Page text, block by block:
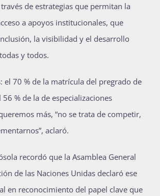
de estrategias que permitan la
a apoyos institucionales, que
la visibilidad y el desarrollo
y todos.
el 70 % de la matrícula del pregrado de
56 % de la de especializaciones
más, “no se trata de competir,
aclaró.
recordó que la Asamblea General
de las Naciones Unidas declaró ese
en reconocimiento del papel clave que